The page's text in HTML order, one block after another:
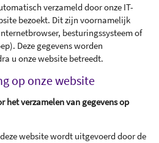
verzameld door onze IT-
bezoekt. Dit zijn voornamelijk
besturingssysteem of
Deze gegevens worden
u onze website betreedt.
op onze website
het verzamelen van gegevens op
website wordt uitgevoerd door de